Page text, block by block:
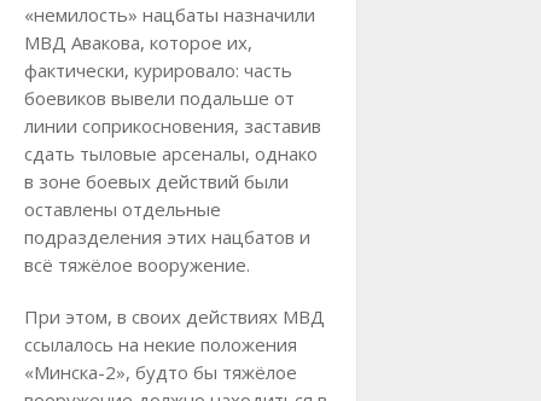
«немилость» нацбаты назначили
МВД Авакова, которое их,
фактически, курировало: часть
боевиков вывели подальше от
линии соприкосновения, заставив
сдать тыловые арсеналы, однако
в зоне боевых действий были
оставлены отдельные
подразделения этих нацбатов и
всё тяжёлое вооружение.
При этом, в своих действиях МВД
ссылалось на некие положения
«Минска-2», будто бы тяжёлое